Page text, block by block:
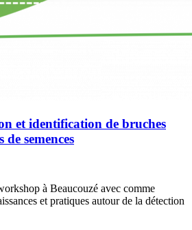
et identification de bruches
semences
à Beaucouzé avec comme
et pratiques autour de la détection